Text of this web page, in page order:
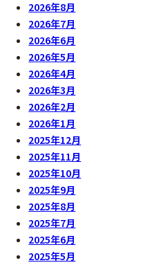
2026年8月
2026年7月
2026年6月
2026年5月
2026年4月
2026年3月
2026年2月
2026年1月
2025年12月
2025年11月
2025年10月
2025年9月
2025年8月
2025年7月
2025年6月
2025年5月